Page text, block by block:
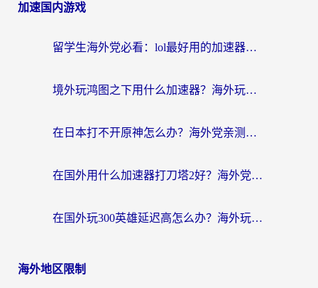
加速国内游戏
留学生海外党必看：lol最好用的加速器怎么选？附一梦江湖、神鬼传奇加速攻略
境外玩鸿图之下用什么加速器？海外玩家必看的国服游戏加速全攻略
在日本打不开原神怎么办？海外党亲测有效的国服游戏加速指南
在国外用什么加速器打刀塔2好？海外党国服游戏加速避坑指南
在国外玩300英雄延迟高怎么办？海外玩家亲测有效的加速器选择指南
海外地区限制